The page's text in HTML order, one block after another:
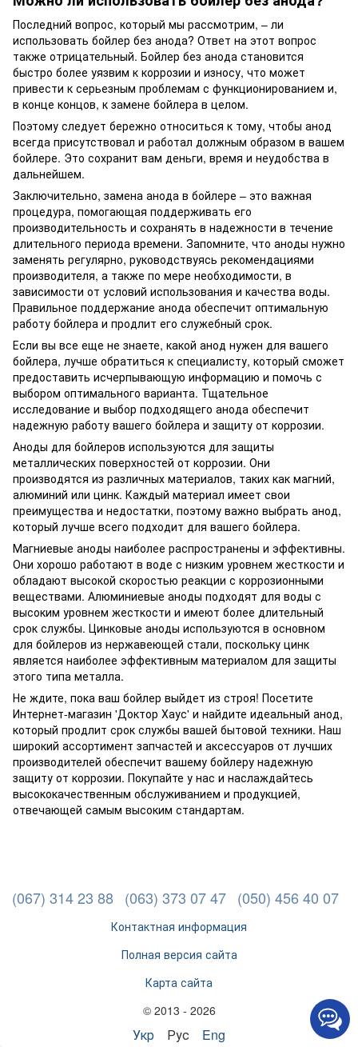
Последний вопрос, который мы рассмотрим, – ли
использовать бойлер без анода? Ответ на этот вопрос
также отрицательный. Бойлер без анода становится
быстро более уязвим к коррозии и износу, что может
привести к серьезным проблемам с функционированием и,
в конце концов, к замене бойлера в целом.
Поэтому следует бережно относиться к тому, чтобы анод
всегда присутствовал и работал должным образом в вашем
бойлере. Это сохранит вам деньги, время и неудобства в
дальнейшем.
Заключительно, замена анода в бойлере – это важная
процедура, помогающая поддерживать его
производительность и сохранять в надежности в течение
длительного периода времени. Запомните, что аноды нужно
заменять регулярно, руководствуясь рекомендациями
производителя, а также по мере необходимости, в
зависимости от условий использования и качества воды.
Правильное поддержание анода обеспечит оптимальную
работу бойлера и продлит его служебный срок.
Если вы все еще не знаете, какой анод нужен для вашего
бойлера, лучше обратиться к специалисту, который сможет
предоставить исчерпывающую информацию и помочь с
выбором оптимального варианта. Тщательное
исследование и выбор подходящего анода обеспечит
надежную работу вашего бойлера и защиту от коррозии.
Аноды для бойлеров используются для защиты
металлических поверхностей от коррозии. Они
производятся из различных материалов, таких как магний,
алюминий или цинк. Каждый материал имеет свои
преимущества и недостатки, поэтому важно выбрать анод,
который лучше всего подходит для вашего бойлера.
Магниевые аноды наиболее распространены и эффективны.
Они хорошо работают в воде с низким уровнем жесткости и
обладают высокой скоростью реакции с коррозионными
веществами. Алюминиевые аноды подходят для воды с
высоким уровнем жесткости и имеют более длительный
срок службы. Цинковые аноды используются в основном
для бойлеров из нержавеющей стали, поскольку цинк
является наиболее эффективным материалом для защиты
этого типа металла.
Не ждите, пока ваш бойлер выйдет из строя! Посетите
Интернет-магазин 'Доктор Хаус' и найдите идеальный анод,
который продлит срок службы вашей бытовой техники. Наш
широкий ассортимент запчастей и аксессуаров от лучших
производителей обеспечит вашему бойлеру надежную
защиту от коррозии. Покупайте у нас и наслаждайтесь
высококачественным обслуживанием и продукцией,
отвечающей самым высоким стандартам.
(067) 314 23 88 (063) 373 07 47 (050) 456 40 07
Контактная информация
Полная версия сайта
Карта сайта
© 2013 - 2026
Укр Рус Eng